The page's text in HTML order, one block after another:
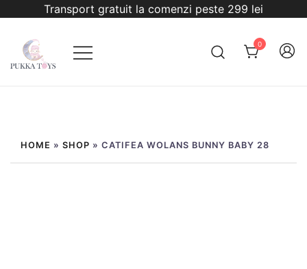
conținut
Transport gratuit la comenzi peste 299 lei
0
HOME » SHOP » CATIFEA WOLANS BUNNY BABY 28